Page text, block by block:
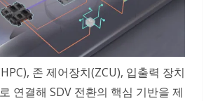
존 제어장치(ZCU), 입출력 장치
연결해 SDV 전환의 핵심 기반을 제